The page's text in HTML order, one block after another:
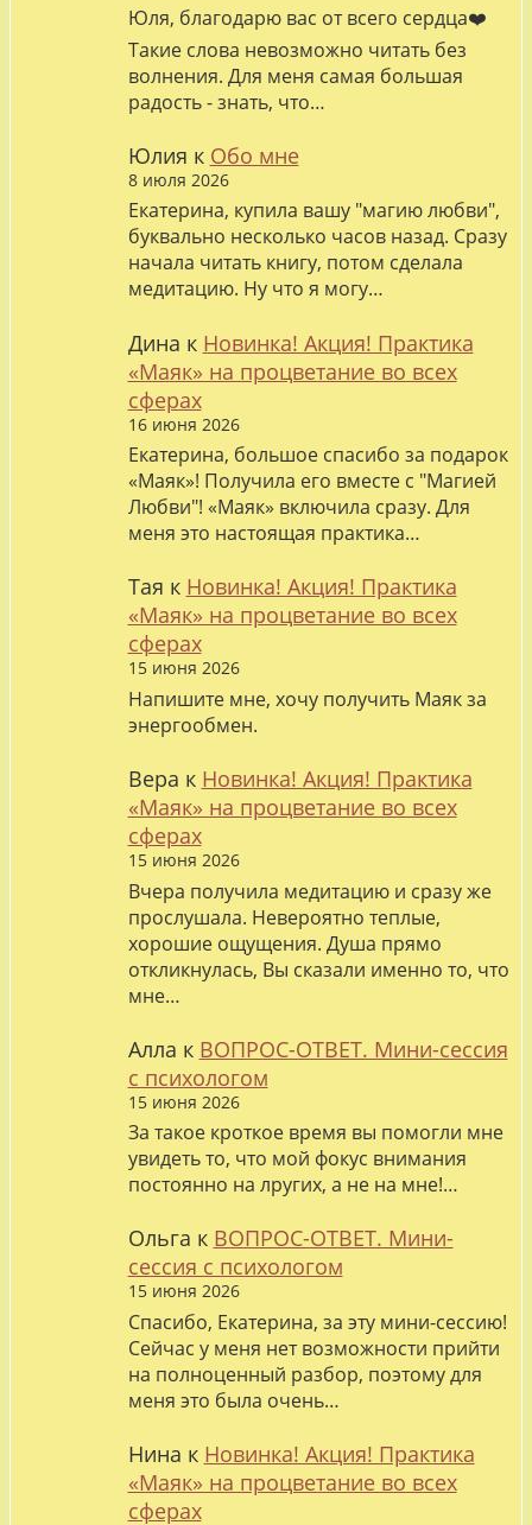
Юля, благодарю вас от всего сердца❤️
Такие слова невозможно читать без
волнения. Для меня самая большая
радость - знать, что…
Юлия к Обо мне
8 июля 2026
Екатерина, купила вашу "магию любви",
буквально несколько часов назад. Сразу
начала читать книгу, потом сделала
медитацию. Ну что я могу…
Дина к Новинка! Акция! Практика
«Маяк» на процветание во всех
сферах
16 июня 2026
Екатерина, большое спасибо за подарок
«Маяк»! Получила его вместе с "Магией
Любви"! «Маяк» включила сразу. Для
меня это настоящая практика…
Тая к Новинка! Акция! Практика
«Маяк» на процветание во всех
сферах
15 июня 2026
Напишите мне, хочу получить Маяк за
энергообмен.
Вера к Новинка! Акция! Практика
«Маяк» на процветание во всех
сферах
15 июня 2026
Вчера получила медитацию и сразу же
прослушала. Невероятно теплые,
хорошие ощущения. Душа прямо
откликнулась, Вы сказали именно то, что
мне…
Алла к ВОПРОС-ОТВЕТ. Мини-сессия
с психологом
15 июня 2026
За такое кроткое время вы помогли мне
увидеть то, что мой фокус внимания
постоянно на лругих, а не на мне!…
Ольга к ВОПРОС-ОТВЕТ. Мини-
сессия с психологом
15 июня 2026
Спасибо, Екатерина, за эту мини-сессию!
Сейчас у меня нет возможности прийти
на полноценный разбор, поэтому для
меня это была очень…
Нина к Новинка! Акция! Практика
«Маяк» на процветание во всех
сферах